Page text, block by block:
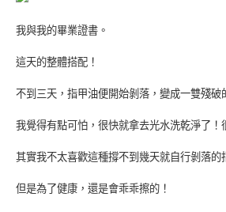
我與我的畢業證書。
這天的整體搭配！
不到三天，指甲油便開始剝落，變成一雙殘破
我覺得有點可怕，很快就拿去光水洗乾淨了！
其實我不太喜歡這種撐不到幾天就自行剝落的
但是為了健康，還是會乖乖擦的！